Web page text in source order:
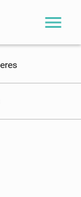
menu